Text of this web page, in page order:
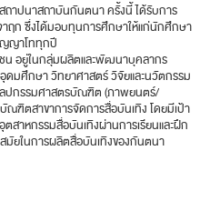
ถาปนาสถาบันกันตนา ครั้งนี้ ได้รับการ
ก ซึ่งได้มอบทุนการศึกษาให้แก่นักศึกษา
ญาโททุกปี
น อยู่ในกลุ่มผลิตและพัฒนาบุคลากร
มศึกษา วิทยาศาสตร์ วิจัยและนวัตกรรม
ปกรรมศาสตรบัณฑิต (ภาพยนตร์/
ฑิตสาขาการจัดการสื่อบันเทิง โดยมีเป้า
าหกรรมสื่อบันเทิงผ่านการเรียนและฝึก
มัยในการผลิตสื่อบันเทิงของกันตนา